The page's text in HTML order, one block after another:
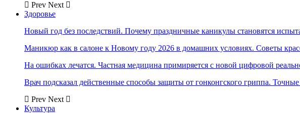
Prev Next
Здоровье
Новый год без последствий. Почему праздничные каникулы становятся
Маникюр как в салоне к Новому году 2026 в домашних условиях. Советы
На ошибках лечатся. Частная медицина примиряется с новой цифровой
Врач подсказал действенные способы защиты от гонконгского гриппа.
Prev Next
Культура